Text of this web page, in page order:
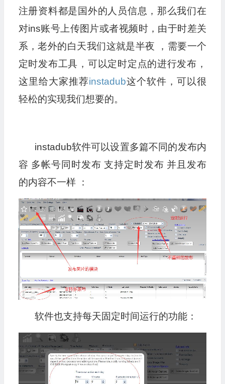
注册资料都是国外的人员信息，那么我们在
对ins账号上传图片或者视频时，由于时差关
系，老外的白天我们这就是半夜 ，需要一个
定时发布工具，可以定时定点的进行发布，
这里给大家推荐instadub这个软件，可以很
轻松的实现我们想要的。
instadub软件可以设置多篇不同的发布内
容 多帐号同时发布 支持定时发布 并且发布
的内容不一样 ：
软件也支持每天固定时间运行的功能：